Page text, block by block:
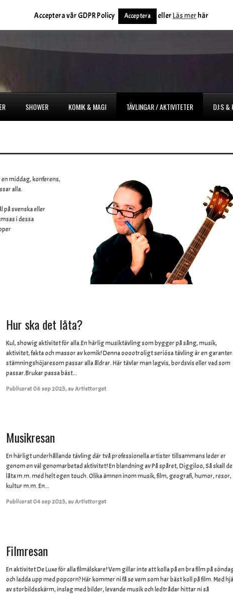
SHOWER KOMIK & MAGI TÄVLINGAR / AKTIVITETER DJ:S &
middag, konferens,
alla.
på svenska eller
i dessa
Hur ska det låta?
Kul, showig aktivitet för alla.En härlig musiktävling som bygger på sång, musik,
aktivitet, fakta och massor av komik! Denna ooootroligt seriösa tävling är en
stämningshöjaresom passar alla åldrar. Här tävlar man lagvis, bordsvis eller vad som
passar.Brukar passa bäst...
Publicerat06 sep 2023,avArtisttorget
Musikresan
En härligt underhållande tävling där två professionella artister tillsammans leder er
genom en väl genomarbetad aktivitet! En blandning av På spåret, Diggiloo, Så skall
låta m.m. med helt egen touch. Olika ämnen inom musik, film, geografi, humor, resor,
kultur m.m. En...
Publicerat04 sep 2023,avArtisttorget
Filmresan
En aktivitet De Luxe för alla filmälskare! Vem gillar inte att kolla på en bra film på
och ladda upp med popcorn? Här kommer ni få se vem som har bäst koll på film. Med
av storbildsskärm, inslag med bilder, levande musik och ledtrådar hittar ni så
Acceptera vår GDPR Policy Acceptera eller Läs mer här